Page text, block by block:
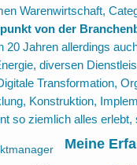
Warenwirtschaft,
von der
Jahren allerdings
diversen
Transformation,
Konstruktion,
so ziemlich alles
Meine